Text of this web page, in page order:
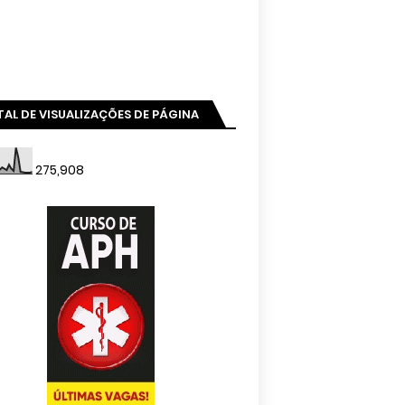
DE VISUALIZAÇÕES DE PÁGINA
275,908